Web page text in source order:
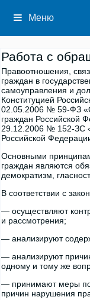
содержимому
Меню
Работа с
Правоотношения,
граждан в
самоуправления и
Конституцией
02.05.2006 № 59-ФЗ
граждан Российской
29.12.2006 № 152-ЗС
Российской
Основными
граждан являются
демократизм,
В соответствии с
— осуществляют
и рассмотрения;
— анализируют
— анализируют
одному и тому же
— принимают меры
причин нарушения